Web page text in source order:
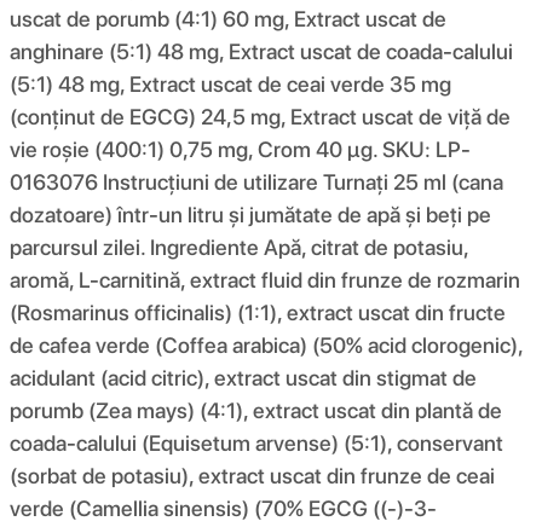
uscat de porumb (4:1) 60 mg, Extract uscat de
anghinare (5:1) 48 mg, Extract uscat de coada-calului
(5:1) 48 mg, Extract uscat de ceai verde 35 mg
(conținut de EGCG) 24,5 mg, Extract uscat de viță de
vie roșie (400:1) 0,75 mg, Crom 40 μg. SKU: LP-
0163076 Instrucțiuni de utilizare Turnați 25 ml (cana
dozatoare) într-un litru și jumătate de apă și beți pe
parcursul zilei. Ingrediente Apă, citrat de potasiu,
aromă, L-carnitină, extract fluid din frunze de rozmarin
(Rosmarinus officinalis) (1:1), extract uscat din fructe
de cafea verde (Coffea arabica) (50% acid clorogenic),
acidulant (acid citric), extract uscat din stigmat de
porumb (Zea mays) (4:1), extract uscat din plantă de
coada-calului (Equisetum arvense) (5:1), conservant
(sorbat de potasiu), extract uscat din frunze de ceai
verde (Camellia sinensis) (70% EGCG ((-)-3-